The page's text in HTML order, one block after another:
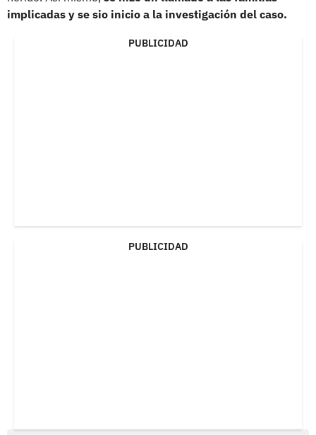
implicadas y se sio inicio a la investigación del caso.
PUBLICIDAD
PUBLICIDAD